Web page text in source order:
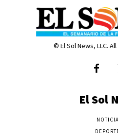
© El Sol News, LLC.
El Sol